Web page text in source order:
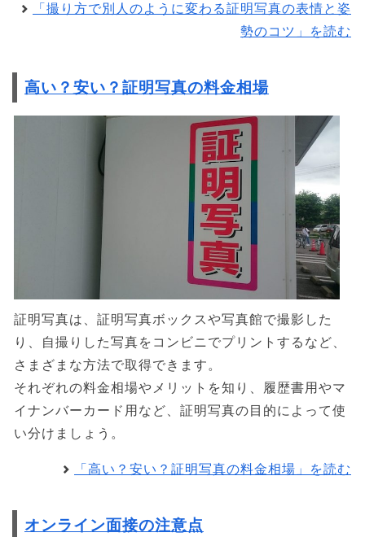
「撮り方で別人のように変わる証明写真の表情と姿
勢のコツ」を読む
高い？安い？証明写真の料金相場
証明写真は、証明写真ボックスや写真館で撮影した
り、自撮りした写真をコンビニでプリントするなど、
さまざまな方法で取得できます。
それぞれの料金相場やメリットを知り、履歴書用やマ
イナンバーカード用など、証明写真の目的によって使
い分けましょう。
「高い？安い？証明写真の料金相場」を読む
オンライン面接の注意点